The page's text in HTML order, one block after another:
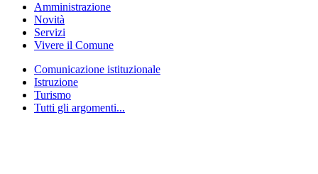
Amministrazione
Novità
Servizi
Vivere il Comune
Comunicazione istituzionale
Istruzione
Turismo
Tutti gli argomenti...